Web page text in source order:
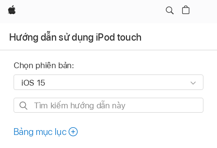
Apple
Hướng dẫn sử dụng iPod touch
Chọn phiên bản:
Tìm
hướng
Bảng mục lục